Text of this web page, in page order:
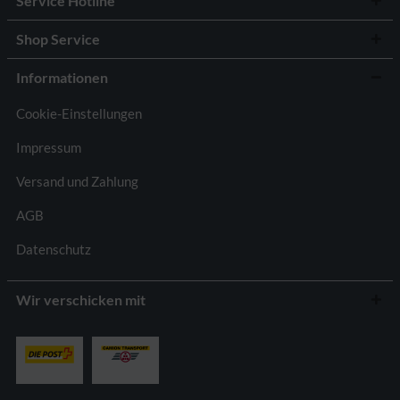
Shop Service
Informationen
Cookie-Einstellungen
Impressum
Versand und Zahlung
AGB
Datenschutz
Wir verschicken mit